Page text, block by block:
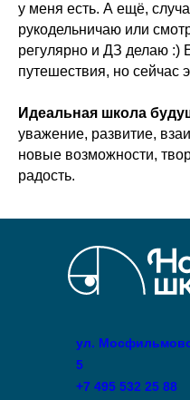
у меня есть. А ещё,
рукодельничаю или
регулярно и ДЗ делаю
путешествия, но сейчас
Идеальная школа
уважение, развитие,
новые возможности,
радость.
ул.
5
+7 495 532 25 88